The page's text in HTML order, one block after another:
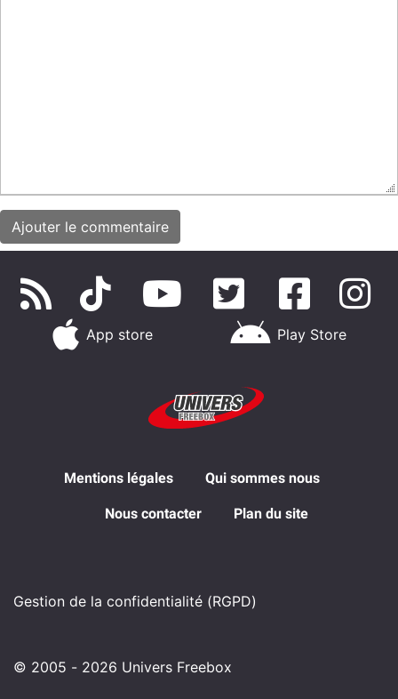
App store Play Store
Mentions légales Qui sommes nous
Nous contacter Plan du site
Gestion de la confidentialité (RGPD)
© 2005 - 2026 Univers Freebox